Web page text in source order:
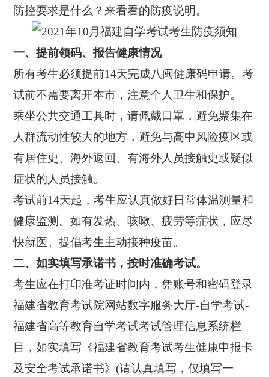
防控要求是什么？来看看的防疫说明。
一、提前领码、报告健康情况
所有考生必须提前14天完成八闽健康码申请。考
试前不需要离开本市，注意个人卫生和保护。
乘坐公共交通工具时，请佩戴口罩，避免聚集在
人群流动性较大的地方，避免与高中风险疫区或
有居住史、海外返回、有海外人员接触史或疑似
症状的人员接触。
考试前14天起，考生应认真做好日常体温测量和
健康监测。如有发热、咳嗽、疲劳等症状，应尽
快就医。提倡考生主动接种疫苗。
二、如实填写承诺书，按时准确考试。
考生应在打印准考证时间内，凭账号和密码登录
福建省教育考试院网站数字服务大厅-自学考试-
福建省高等教育自学考试考试管理信息系统栏
目，如实填写《福建省教育考试考生健康申报卡
及安全考试承诺书》(请认真填写，仅填写一